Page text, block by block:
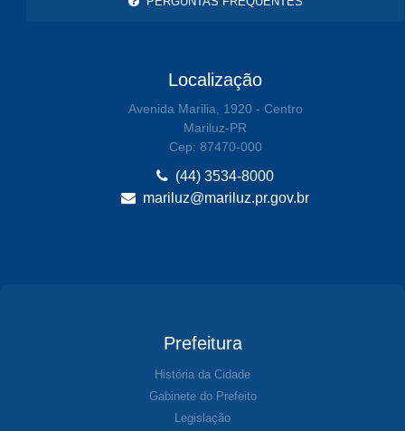
Localização
Avenida Marilia, 1920 - Centro
Mariluz-PR
Cep: 87470-000
(44) 3534-8000
mariluz@mariluz.pr.gov.br
Prefeitura
História da Cidade
Gabinete do Prefeito
Legislação